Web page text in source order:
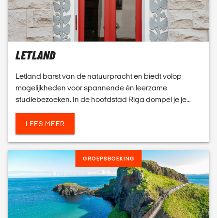
LETLAND
Letland barst van de natuurpracht en biedt volop
mogelijkheden voor spannende én leerzame
studiebezoeken. In de hoofdstad Riga dompel je je
entertainment. Deze...
LEES MEER
GROEPSBOEKING